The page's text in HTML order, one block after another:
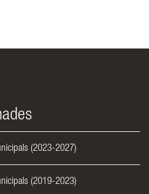
(2023-2027)
(2019-2023)